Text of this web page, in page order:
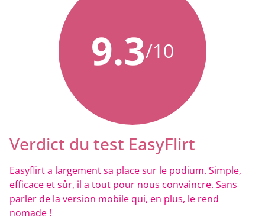
9.3/10
Verdict du test EasyFlirt
Easyflirt a largement sa place sur le podium. Simple,
efficace et sûr, il a tout pour nous convaincre. Sans
parler de la version mobile qui, en plus, le rend
nomade !